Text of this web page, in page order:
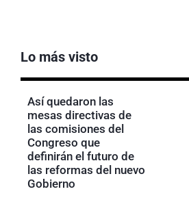
Lo más visto
Así quedaron las
mesas directivas de
las comisiones del
Congreso que
definirán el futuro de
las reformas del nuevo
Gobierno